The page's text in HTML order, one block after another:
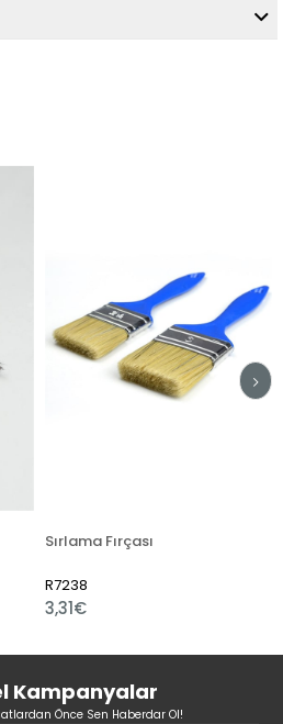
Sırlama Fırçası
R7238
3,31€
Kampanyalar
Önce Sen Haberdar Ol!